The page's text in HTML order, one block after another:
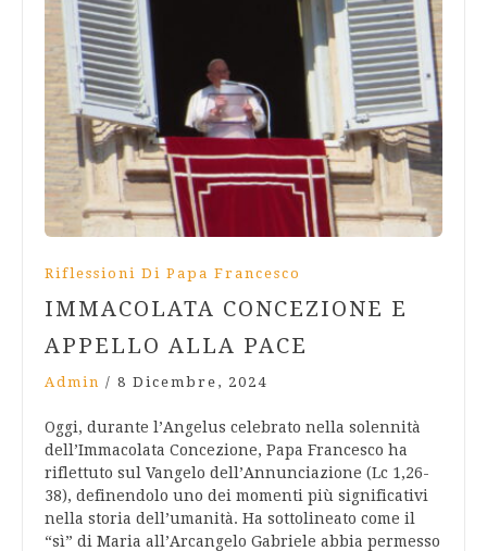
Riflessioni Di Papa Francesco
IMMACOLATA CONCEZIONE E
APPELLO ALLA PACE
Admin / 8 Dicembre, 2024
Oggi, durante l’Angelus celebrato nella solennità
dell’Immacolata Concezione, Papa Francesco ha
riflettuto sul Vangelo dell’Annunciazione (Lc 1,26-
38), definendolo uno dei momenti più significativi
nella storia dell’umanità. Ha sottolineato come il
“sì” di Maria all’Arcangelo Gabriele abbia permesso